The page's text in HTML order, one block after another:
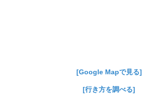
[Google Mapで見る]
[行き方を調べる]